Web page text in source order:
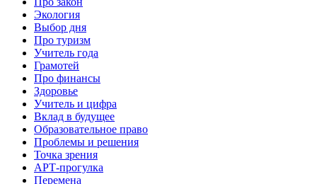
Экология
Выбор дня
Про туризм
Учитель года
Грамотей
Про финансы
Здоровье
Учитель и цифра
Вклад в будущее
Образовательное право
Проблемы и решения
Точка зрения
АРТ-прогулка
Перемена